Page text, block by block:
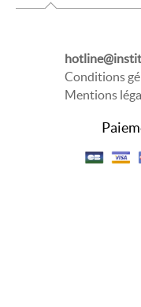
Conditions
Mentions